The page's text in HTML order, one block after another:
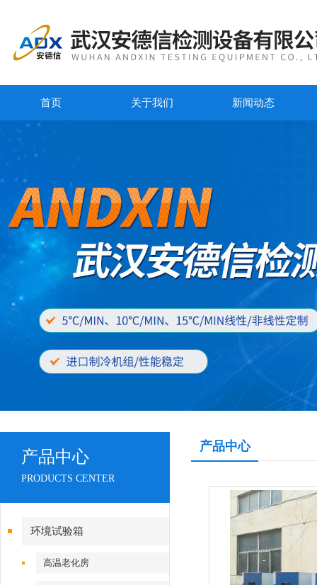
首页 关于我们 新闻动态
产品中心
PRODUCTS CENTER
环境试验箱
高温老化房
产品中心